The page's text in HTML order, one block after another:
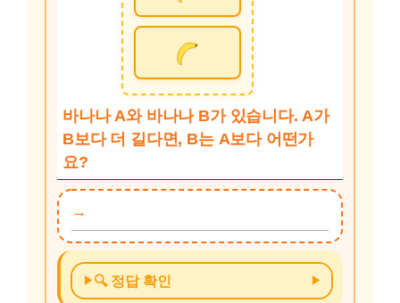
바나나 A와 바나나 B가 있습니다. A가
B보다 더 길다면, B는 A보다 어떤가
요?
🔍 정답 확인